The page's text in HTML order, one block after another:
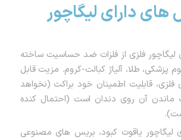
های دارای لیگاچور
لیگاچور فلزی از فلزات ضد حساسیت ساخته
پزشکی، طلا، آلیاژ کبالت-کروم. مزیت قابل
فلزی، قابلیت اطمینان خود براکت (نخواهد
آن روی دندان است (احتمال کنده
لیگاچور یاقوت کبود، بریس های مصنوعی